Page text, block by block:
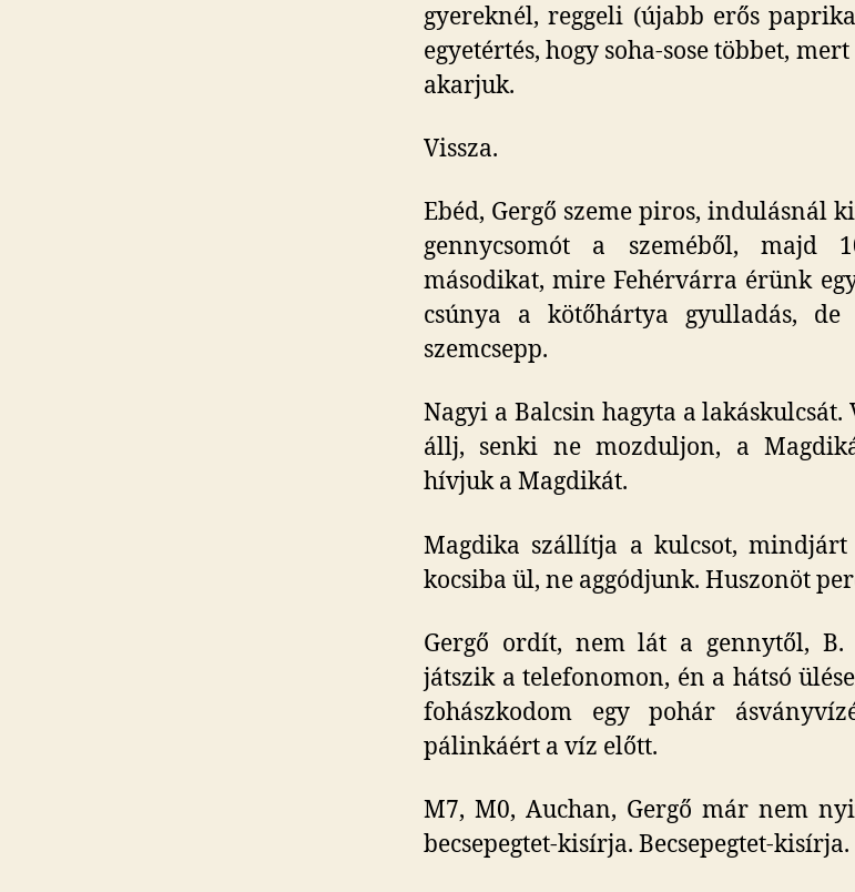
gyereknél, reggeli (újabb erős
egyetértés, hogy soha-sose többet,
akarjuk.
Vissza.
Ebéd, Gergő szeme piros, indulásnál
gennycsomót a szeméből,
másodikat, mire Fehérvárra érünk
csúnya a kötőhártya gyulladás,
szemcsepp.
Nagyi a Balcsin hagyta a lakáskulcsát.
állj, senki ne mozduljon, a
hívjuk a Magdikát.
Magdika szállítja a kulcsot, mindjárt
kocsiba ül, ne aggódjunk. Huszonöt
Gergő ordít, nem lát a gennytől, B.
játszik a telefonomon, én a hátsó
fohászkodom egy pohár
pálinkáért a víz előtt.
M7, M0, Auchan, Gergő már nem
becsepegtet-kisírja. Becsepegtet-kisírja.